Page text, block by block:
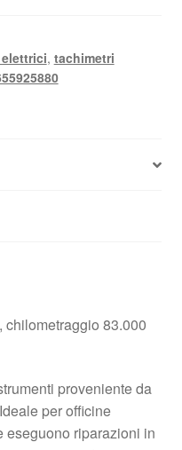
, tachimetri
83.000
proveniente da
per officine
eseguono riparazioni in